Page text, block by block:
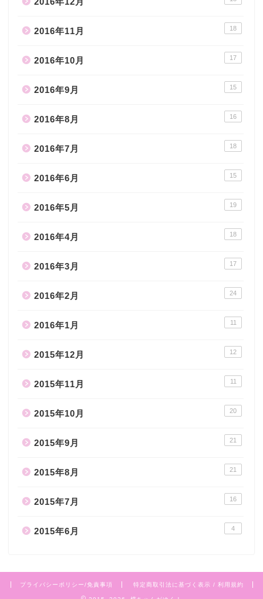
2016年11月 18
2016年10月 17
2016年9月 15
2016年8月 16
2016年7月 18
2016年6月 15
2016年5月 19
2016年4月 18
2016年3月 17
2016年2月 24
2016年1月 11
2015年12月 12
2015年11月 11
2015年10月 20
2015年9月 21
2015年8月 21
2015年7月 16
2015年6月 4
プライバシーポリシー/免責事項 特定商取引法に基づく表示 / 利用規約